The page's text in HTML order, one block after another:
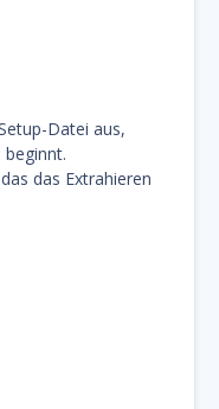
Datei aus,
das Extrahieren